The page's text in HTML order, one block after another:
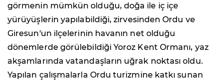
görmenin mümkün olduğu, doğa ile iç içe
yürüyüşlerin yapılabildiği, zirvesinden Ordu ve
Giresun'un ilçelerinin havanın net olduğu
dönemlerde görülebildiği Yoroz Kent Ormanı, yaz
akşamlarında vatandaşların uğrak noktası oldu.
Yapılan çalışmalarla Ordu turizmine katkı sunan